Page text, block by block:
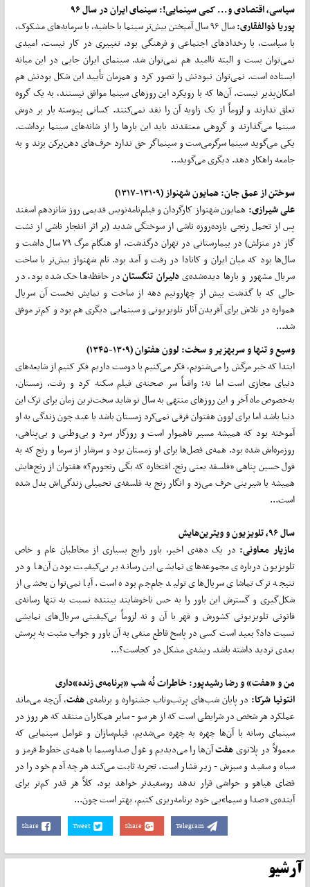
سیاسی، اقتصادی و... کمی سینمایی!: سینمای ایران در سال ۹۶
پوریا ذوالفقاری:
سال ۹۶ سال آمیختن بیش‌تر سینما با حاشیه، با سرمایه‌های مشکوک،
با سیاست، با رخدادهای اجتماعی و فرهنگی بود. تغییری در کار نیست. امیدی
نمی‌توان بست و البته ناامید هم نمی‌توان شد. سینمای ایران جایی در این میانه
ایستاده است. نمی‌توان نبودنش را تصور کرد و همزمان تأیید این شکل بودنش هم
امکان‌پذیر نیست. آن‌ها که با رویکرد این روزهای سینما موافق نیستند، به یک گروه
تعلق ندارند و لزوماً از یک زاویه آن را نقد نمی‌کنند. کسانی پیوسته بار بر دوش
سینما می‌گذارند و گروهی معتقدند باید این بارها را از شانه‌های سینما برداشت.
یکی می‌گوید سینما سرگرمی‌ست و سینماگر حق ندارد حرف‌های دهن‌پرکن بزند و به
جامعه راهکار دهد. دیگری می‌گوید...
سوختن از عمق جان: همایون شهنواز (۱۳۱۰۹-۱۳۱۷)
علی شیرازی:همایون شهنواز کارگردان و فیلم‌نامه‌نویس قدیمی روز شانزدهم اسفند
پس از تحمل رنجی یازده‌روزه ناشی از سوختگی شدید (بر اثر انفجار ناشی از نشت
گاز در منزلش) در بیمارستانی در تهران درگذشت. او هنگام مرگ ۷۹ سال داشت و
سال‌ها بود که میان ایران و کانادا در رفت و آمد بود. نام شهنواز بیش‌تر با ساخت
سریال مشهور و بارها دیده‌شده‌یدلیران تنگستاندر حافظه‌ها حک شده بود، در
حالی که با گذشت بیش از چهارونیم دهه از ساخت و نمایش نخست آن سریال
همواره در تلاش برای آفریدن آثار تلویزیونی و سینمایی دیگری هم بود و کم‌تر موفق
شد...
وسیع و تنها و سربهزیر و سخت: لوون هفتوان (۱۳۰۹-۱۳۴۵)
ابتدا که خبر مرگش را می‌شنویم، فکر می‌کنیم یا دوست داریم فکر کنیم از شایعه‌های
دنیای مجازی است اما نه؛ واقعاً سر صحنه‌ی فیلم سکته کرد و رفت. زمستان،
به‌خصوص ماه آخر و این روزهای منتهی به سال نو شاید سخت‌ترین زمان برای ترک این
دنیا باشد اما برای لوون هفتوان فرقی نمی‌کرد زمستان باشد یا عید چون زندگی به او
آموخته بود که همیشه مسیر ناهموار است و روزگار سرد و بی‌وطنی و بی‌پناهی،
روزمره‌اش شده بود. همه‌ی فصل‌ها برای او زمستان بود و سرشار از سرما و رنج که به
قول حسین پناهی «فلسفه یعنی رنج. افتخاره که بگی رنجورم؟» هفتوان از رنج‌هایش
همیشه با شیرینی حرف می‌زد و انگار رنج به فلسفه‌ی تحمیلی زندگی‌اش بدل شده
است...
سال ۹۶، تلویزیون و ویترین
هایش
مازیار معاونی: در یک دهه‌ی اخیر، باور رایج بسیاری از مخاطبان عام و خاص
تلویزیون درباره‌ی مجموعه‌های نمایشی این رسانه بر بی‌کیفیت بودن آن‌ها و در
نتیجه ترک تماشای سریال‌های تولید جام‌جم بوده است. آیا نمی‌توان بخشی از
شکل‌گیری و گسترش این باور را به حس ناخوشایند بیننده نسبت به تنها رسانه‌ی
قانونی تلویزیونی کشورش و قهر با آن و نه لزوماً بی‌کیفیتی سریال‌های نمایشی
نسبت داد؟ بعید است کسی در پاسخ قاطع منفی به آن باور و جواب مثبت به پرسش
بعدی تردید داشته باشد. ریشه‌ی مشکل در کجاست؟...
من و «هفت» و رضا رشیدپور: خاطرات نُه شب «برنامه‌ی زنده»داری
انتونیا شرکا:در پایان شب‌های پرتب‌وتاب جشنواره و برنامه‌یهفت، آن‌چه می‌ماند
عملکرد هر شخص در شرایطی است که از هر سو - سایر همکاران منتقد که هر روز در
سینمای رسانه با آن‌ها چهره به چهره می‌شدیم، فیلم‌سازان و عوامل سینمایی که
معمولاً در پلاتویهفتآن‌ها را می‌دیدیم و غول صداوسیما با همه‌ی خطوط قرمز و
سیاه و سفید و سبزش - زیر فشار است. تجربه ثابت می‌کند هر چه آدم خود را در
فضای هیاهو و حواشی قرار ندهد روسفیدتر خواهد بود. کلاً هر قدر کم‌تر برای
آینده‌ی «صدا و سیما»یی خود برنامه‌ریزی کنیم، بهتر است چون...
Share Tweet Share Telegram
آرشیو